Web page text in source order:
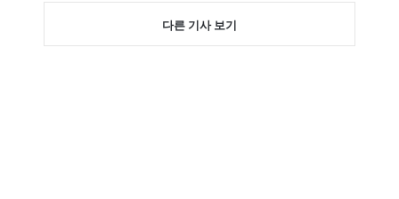
다른 기사 보기